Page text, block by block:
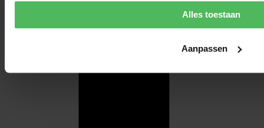
Alles toestaan
Aanpassen